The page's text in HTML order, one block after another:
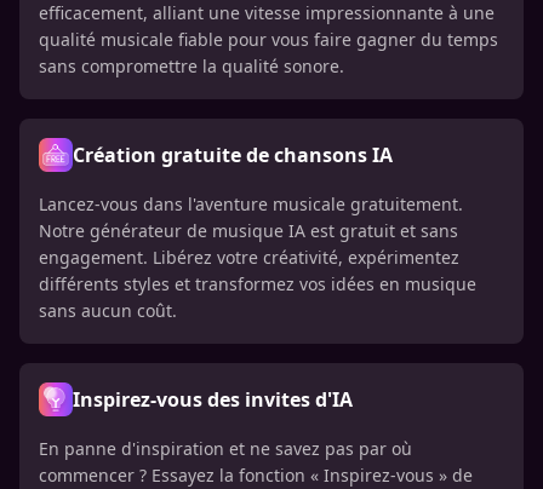
efficacement, alliant une vitesse impressionnante à une
qualité musicale fiable pour vous faire gagner du temps
sans compromettre la qualité sonore.
Création gratuite de chansons IA
Lancez-vous dans l'aventure musicale gratuitement.
Notre générateur de musique IA est gratuit et sans
engagement. Libérez votre créativité, expérimentez
différents styles et transformez vos idées en musique
sans aucun coût.
Inspirez-vous des invites d'IA
En panne d'inspiration et ne savez pas par où
commencer ? Essayez la fonction « Inspirez-vous » de